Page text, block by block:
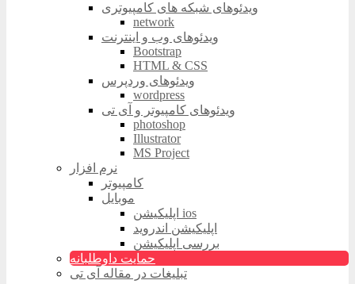
ویدئوهای شبکه های کامپیوتری
network
ویدئوهای وب و اینترنت
Bootstrap
HTML & CSS
ویدئوهای وردپرس
wordpress
ویدئوهای کامپیوتر و آی تی
photoshop
Illustrator
MS Project
نرم افزار
کامپیوتر
موبایل
اپلیکیشن ios
اپلیکیشن اندروید
بررسی اپلیکیشن
حمایت داوطلبانه
تبلیغات در مقاله آی تی